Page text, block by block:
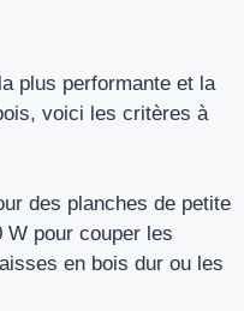
la plus performante et la
voici les critères à
des planches de petite
W pour couper les
en bois dur ou les